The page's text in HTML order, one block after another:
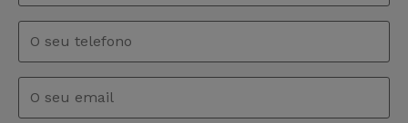
sobrenome *